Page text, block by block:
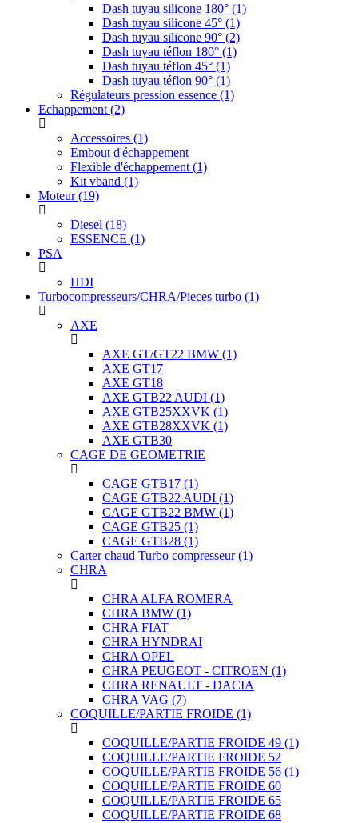
Dash tuyau silicone 180° (1)
Dash tuyau silicone 45° (1)
Dash tuyau silicone 90° (2)
Dash tuyau téflon 180° (1)
Dash tuyau téflon 45° (1)
Dash tuyau téflon 90° (1)
Régulateurs pression essence (1)
Echappement (2)
Accessoires (1)
Embout d'échappement
Flexible d'échappement (1)
Kit vband (1)
Moteur(19)
Diesel (18)
ESSENCE (1)
PSA
HDI
Turbocompresseurs/CHRA/Pieces turbo (1)
AXE
AXE GT/GT22 BMW (1)
AXE GT17
AXE GT18
AXE GTB22 AUDI (1)
AXE GTB25XXVK (1)
AXE GTB28XXVK (1)
AXE GTB30
CAGE DE GEOMETRIE
CAGE GTB17 (1)
CAGE GTB22 AUDI (1)
CAGE GTB22 BMW (1)
CAGE GTB25 (1)
CAGE GTB28 (1)
Carter chaud Turbo compresseur(1)
CHRA
CHRA ALFA ROMERA
CHRA BMW (1)
CHRA FIAT
CHRA HYNDRAI
CHRA OPEL
CHRA PEUGEOT - CITROEN (1)
CHRA RENAULT - DACIA
CHRA VAG (7)
COQUILLE/PARTIE FROIDE (1)
COQUILLE/PARTIE FROIDE 49 (1)
COQUILLE/PARTIE FROIDE 52
COQUILLE/PARTIE FROIDE 56 (1)
COQUILLE/PARTIE FROIDE 60
COQUILLE/PARTIE FROIDE 65
COQUILLE/PARTIE FROIDE 68